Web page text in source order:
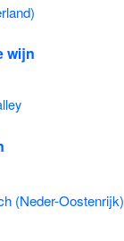
wijn
(Neder-Oostenrijk)